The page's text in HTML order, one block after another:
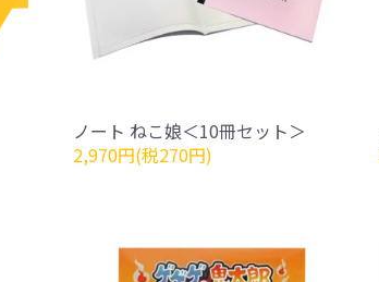
ノート ねこ娘＜10冊セット＞
2,970円(税270円)